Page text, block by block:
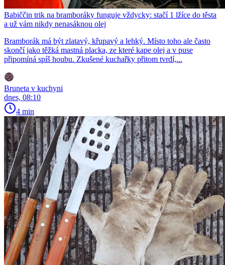
Babiččin trik na bramboráky funguje vždycky: stačí 1 lžíce do těsta
a už vám nikdy nenasáknou olej
Bramborák má být zlatavý, křupavý a lehký. Místo toho ale často
skončí jako těžká mastná placka, ze které kape olej a v puse
připomíná spíš houbu. Zkušené kuchařky přitom tvrdí,...
Bruneta v kuchyni
dnes, 08:10
4 min